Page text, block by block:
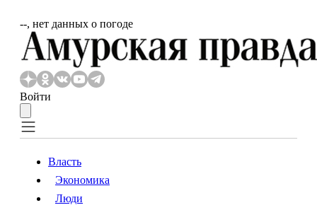
‐‐, нет данных о погоде
Войти
Власть
Власть
Экономика
Люди